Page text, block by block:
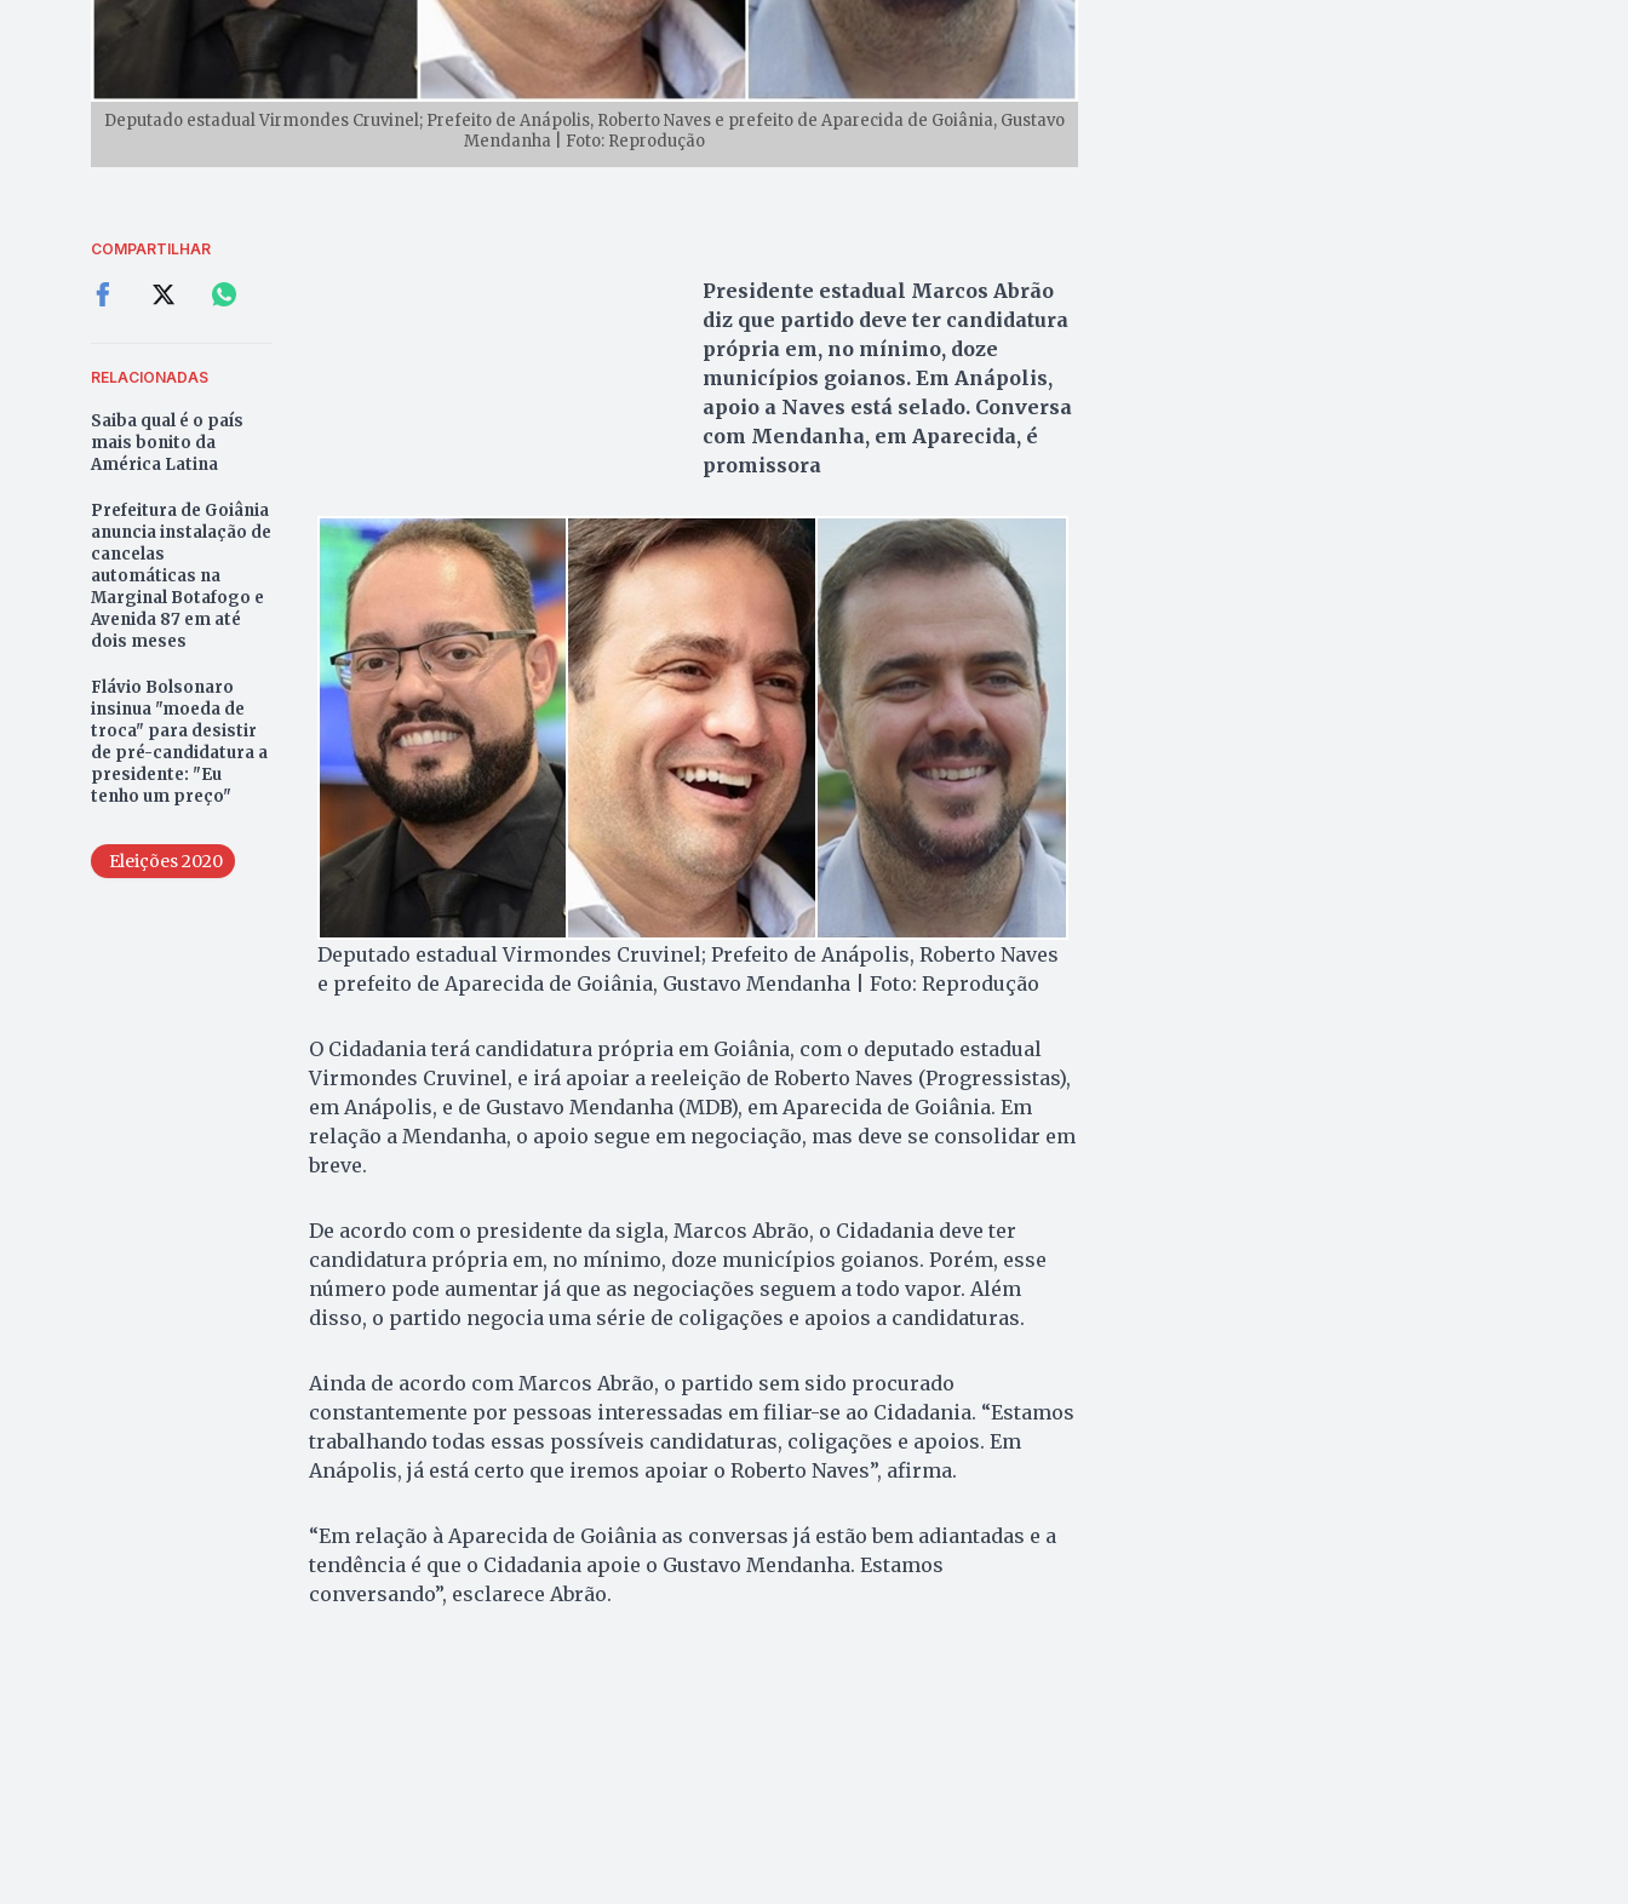
Deputado estadual Virmondes Cruvinel; Prefeito de Anápolis, Roberto Naves e prefeito de Aparecida de Goiânia, Gustavo
Mendanha | Foto: Reprodução
COMPARTILHAR
RELACIONADAS
Saiba qual é o país
mais bonito da
América Latina
Prefeitura de Goiânia
anuncia instalação de
cancelas
automáticas na
Marginal Botafogo e
Avenida 87 em até
dois meses
Flávio Bolsonaro
insinua "moeda de
troca" para desistir
de pré-candidatura a
presidente: "Eu
tenho um preço"
Eleições 2020
Presidente estadual Marcos Abrão
diz que partido deve ter candidatura
própria em, no mínimo, doze
municípios goianos. Em Anápolis,
apoio a Naves está selado. Conversa
com Mendanha, em Aparecida, é
promissora
Deputado estadual Virmondes Cruvinel; Prefeito de Anápolis, Roberto Naves
e prefeito de Aparecida de Goiânia, Gustavo Mendanha | Foto: Reprodução
O Cidadania terá candidatura própria em Goiânia, com o deputado estadual
Virmondes Cruvinel, e irá apoiar a reeleição de Roberto Naves (Progressistas),
em Anápolis, e de Gustavo Mendanha (MDB), em Aparecida de Goiânia. Em
relação a Mendanha, o apoio segue em negociação, mas deve se consolidar em
breve.
De acordo com o presidente da sigla, Marcos Abrão, o Cidadania deve ter
candidatura própria em, no mínimo, doze municípios goianos. Porém, esse
número pode aumentar já que as negociações seguem a todo vapor. Além
disso, o partido negocia uma série de coligações e apoios a candidaturas.
Ainda de acordo com Marcos Abrão, o partido sem sido procurado
constantemente por pessoas interessadas em filiar-se ao Cidadania. “Estamos
trabalhando todas essas possíveis candidaturas, coligações e apoios. Em
Anápolis, já está certo que iremos apoiar o Roberto Naves”, afirma.
“Em relação à Aparecida de Goiânia as conversas já estão bem adiantadas e a
tendência é que o Cidadania apoie o Gustavo Mendanha. Estamos
conversando”, esclarece Abrão.